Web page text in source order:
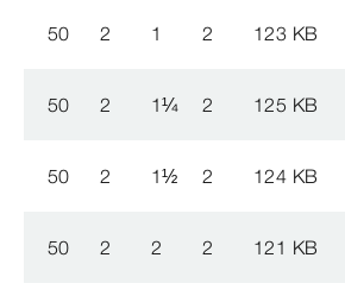
50 2 1 2 123 KB
50 2 1¼ 2 125 KB
50 2 1½ 2 124 KB
50 2 2 2 121 KB